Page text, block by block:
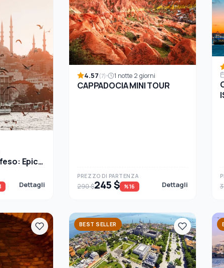
Epic
Dettagli
4.57(7) 1 notte 2 giorni
CAPPADOCIA MINI TOUR
PREZZO DI PARTENZA
290 $245 $ %16 Dettagli
BEST SELLER